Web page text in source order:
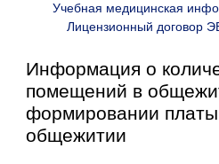
Учебная медицинская
Лицензионный договор
Информация о
помещений в
формировании
общежитии